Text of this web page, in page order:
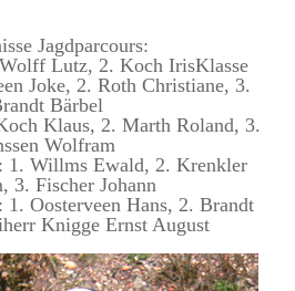
Jagdparcours:
Lutz, 2. Koch IrisKlasse
Joke, 2. Roth Christiane, 3.
Bärbel
Klaus, 2. Marth Roland, 3.
Wolfram
1. Willms Ewald, 2. Krenkler
3. Fischer Johann
1. Oosterveen Hans, 2. Brandt
Knigge Ernst August